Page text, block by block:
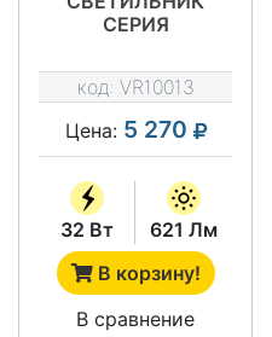
СЕРИЯ
VRN-AR30-32-
ARK67-U
код: VR10013
Цена: 5 270
32 Вт
621 Лм
В корзину!
В сравнение